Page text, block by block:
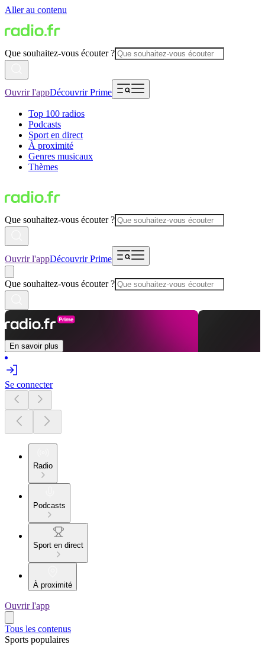
Aller au contenu
Que souhaitez-vous écouter ?
Ouvrir l'appDécouvrir Prime
Top 100 radios
Podcasts
Sport en direct
À proximité
Genres musicaux
Thèmes
Que souhaitez-vous écouter ?
Ouvrir l'appDécouvrir Prime
Que souhaitez-vous écouter ?
En savoir plus
Se connecter
Radio
Podcasts
Sport en direct
À proximité
Ouvrir l'app
Tous les contenus
Sports populaires